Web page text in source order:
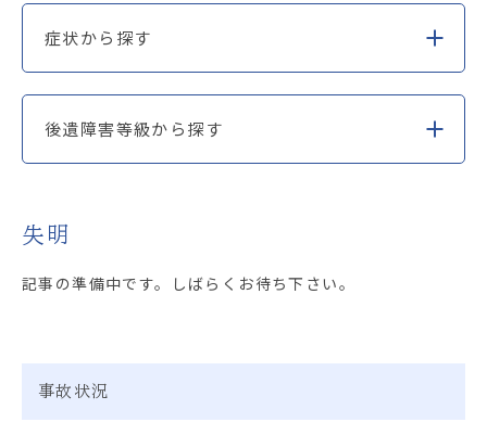
症状から探す
後遺障害等級から探す
失明
記事の準備中です。しばらくお待ち下さい。
事故状況